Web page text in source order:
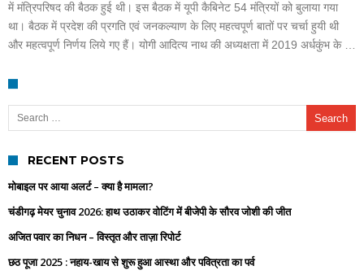
में मंत्रिपरिषद की बैठक हुई थी। इस बैठक में यूपी कैबिनेट 54 मंत्रियों को बुलाया गया
था। बैठक में प्रदेश की प्रगति एवं जनकल्याण के लिए महत्वपूर्ण बातों पर चर्चा हुयी थी
और महत्वपूर्ण निर्णय लिये गए हैं। योगी आदित्य नाथ की अध्यक्षता में 2019 अर्धकुंभ के …
Search for:
RECENT POSTS
मोबाइल पर आया अलर्ट – क्या है मामला?
चंडीगढ़ मेयर चुनाव 2026: हाथ उठाकर वोटिंग में बीजेपी के सौरव जोशी की जीत
अजित पवार का निधन – विस्तृत और ताज़ा रिपोर्ट
छठ पूजा 2025 : नहाय-खाय से शुरू हुआ आस्था और पवित्रता का पर्व